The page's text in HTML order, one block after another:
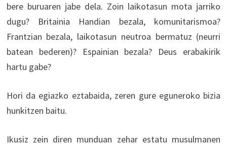
bere buruaren jabe dela. Zoin laikotasun mota jarriko
dugu? Britainia Handian bezala, komunitarismoa?
Frantzian bezala, laikotasun neutroa bermatuz (neurri
batean bederen)? Espainian bezala? Deus erabakirik
hartu gabe?
Hori da egiazko eztabaida, zeren gure eguneroko bizia
hunkitzen baitu.
Ikusiz zein diren munduan zehar estatu musulmanen